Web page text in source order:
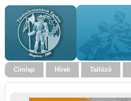
Címlap Hírek Tallózó